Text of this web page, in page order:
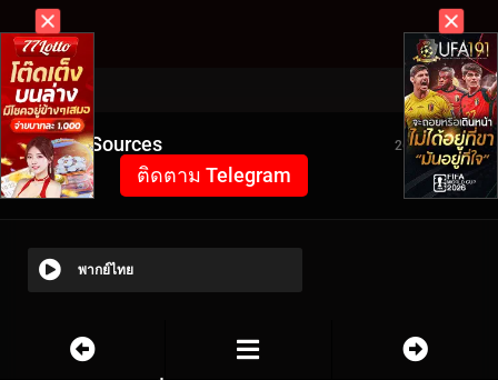
Video Sources 2695 Views
ติดตาม Telegram
พากย์ไทย